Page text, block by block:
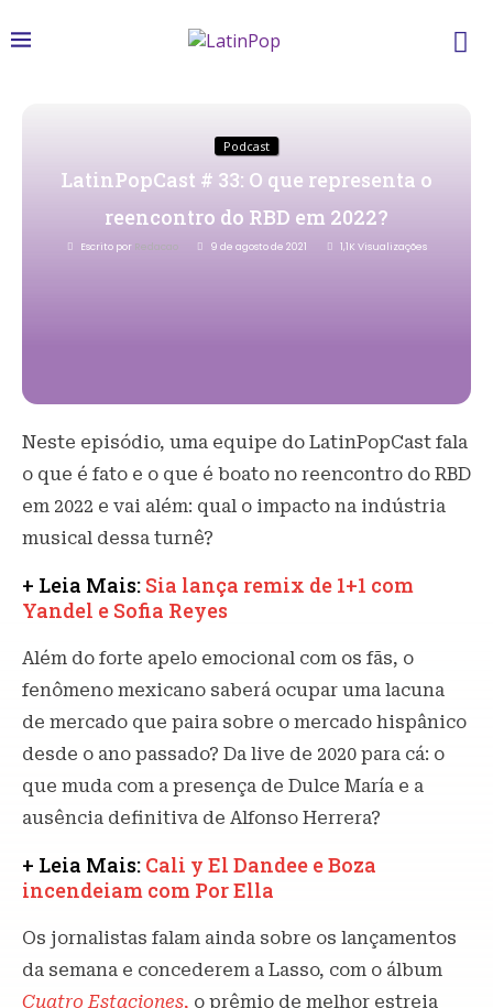
Podcast
LatinPopCast # 33: O que representa o
reencontro do RBD em 2022?
Escrito por Redacao 9 de agosto de 2021 1,1K Visualizações
Neste episódio, uma equipe do LatinPopCast fala
o que é fato e o que é boato no reencontro do RBD
em 2022 e vai além: qual o impacto na indústria
musical dessa turnê?
+ Leia Mais: Sia lança remix de 1+1 com
Yandel e Sofia Reyes
Além do forte apelo emocional com os fãs, o
fenômeno mexicano saberá ocupar uma lacuna
de mercado que paira sobre o mercado hispânico
desde o ano passado? Da live de 2020 para cá: o
que muda com a presença de Dulce María e a
ausência definitiva de Alfonso Herrera?
+ Leia Mais: Cali y El Dandee e Boza
incendeiam com Por Ella
Os jornalistas falam ainda sobre os lançamentos
da semana e concederem a Lasso, com o álbum
Cuatro Estaciones, o prêmio de melhor estreia